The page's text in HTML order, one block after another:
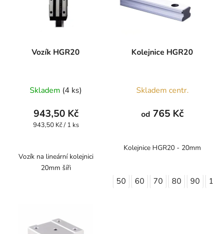
Vozík HGR20
Skladem (4 ks)
943,50 Kč
Měrná
943,50 Kč / 1 ks
Vozík na lineární kolejnici
20mm šíři
Kolejnice HGR20
Skladem centr.
od 765 Kč
Kolejnice HGR20 - 20mm
50 60 70 80 90